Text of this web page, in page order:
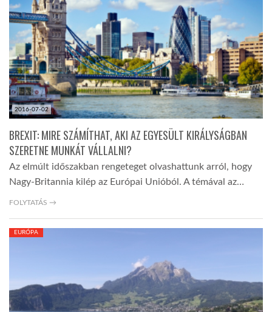
LATIMO.HU
GLOBOBOOK
2016-07-02
BREXIT: MIRE SZÁMÍTHAT, AKI AZ EGYESÜLT KIRÁLYSÁGBAN
SZERETNE MUNKÁT VÁLLALNI?
Az elmúlt időszakban rengeteget olvashattunk arról, hogy
Nagy-Britannia kilép az Európai Unióból. A témával az…
FOLYTATÁS →
EURÓPA